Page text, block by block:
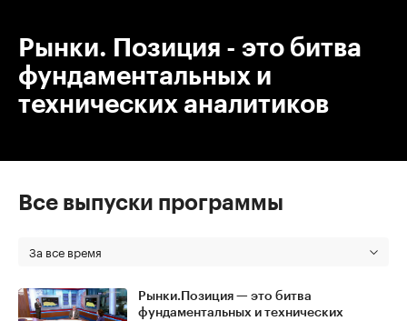
Рынки. Позиция - это битва
фундаментальных и
технических аналитиков
Все выпуски программы
За все время
Рынки.Позиция — это битва
фундаментальных и технических